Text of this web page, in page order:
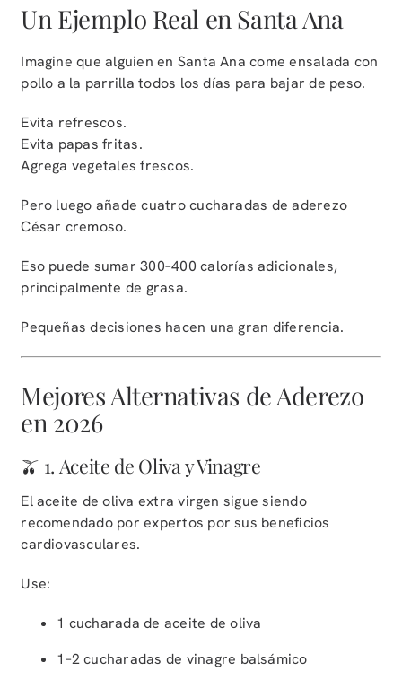
Un Ejemplo Real en Santa Ana
Imagine que alguien en Santa Ana come ensalada con
pollo a la parrilla todos los días para bajar de peso.
Evita refrescos.
Evita papas fritas.
Agrega vegetales frescos.
Pero luego añade cuatro cucharadas de aderezo
César cremoso.
Eso puede sumar 300–400 calorías adicionales,
principalmente de grasa.
Pequeñas decisiones hacen una gran diferencia.
Mejores Alternativas de Aderezo
en 2026
🫒 1. Aceite de Oliva y Vinagre
El aceite de oliva extra virgen sigue siendo
recomendado por expertos por sus beneficios
cardiovasculares.
Use:
1 cucharada de aceite de oliva
1–2 cucharadas de vinagre balsámico